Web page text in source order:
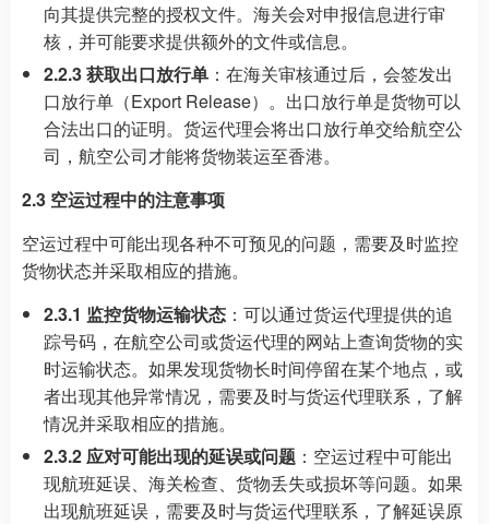
向其提供完整的授权文件。海关会对申报信息进行审
核，并可能要求提供额外的文件或信息。
2.2.3 获取出口放行单 ：在海关审核通过后，会签发出
口放行单（Export Release）。出口放行单是货物可以
合法出口的证明。货运代理会将出口放行单交给航空公
司，航空公司才能将货物装运至香港。
2.3 空运过程中的注意事项
空运过程中可能出现各种不可预见的问题，需要及时监控
货物状态并采取相应的措施。
2.3.1 监控货物运输状态 ：可以通过货运代理提供的追
踪号码，在航空公司或货运代理的网站上查询货物的实
时运输状态。如果发现货物长时间停留在某个地点，或
者出现其他异常情况，需要及时与货运代理联系，了解
情况并采取相应的措施。
2.3.2 应对可能出现的延误或问题 ：空运过程中可能出
现航班延误、海关检查、货物丢失或损坏等问题。如果
出现航班延误，需要及时与货运代理联系，了解延误原